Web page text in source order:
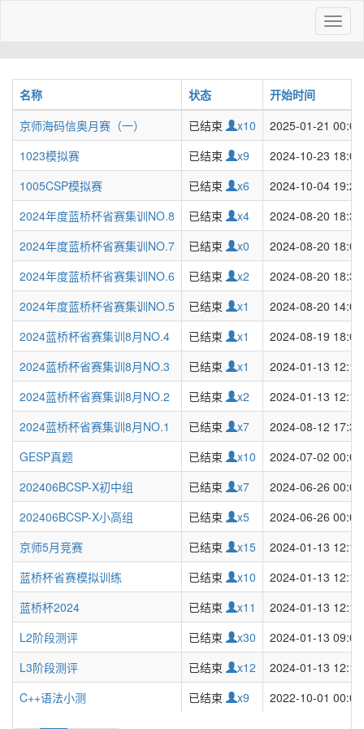
名称 状态
开始时间
京师海码信奥月赛（一）
已结束 x10
2025-01-21
1023模拟赛
已结束 x9
2024-10-23
1005CSP模拟赛
已结束 x6
2024-10-04
2024年度蓝桥杯省赛集训NO.8
已结束 x4
2024-08-20
2024年度蓝桥杯省赛集训NO.7
已结束 x0
2024-08-20
2024年度蓝桥杯省赛集训NO.6
已结束 x2
2024-08-20
2024年度蓝桥杯省赛集训NO.5
已结束 x1
2024-08-20
2024蓝桥杯省赛集训8月NO.4
已结束 x1
2024-08-19
2024蓝桥杯省赛集训8月NO.3
已结束 x1
2024-01-13
2024蓝桥杯省赛集训8月NO.2
已结束 x2
2024-01-13
2024蓝桥杯省赛集训8月NO.1
已结束 x7
2024-08-12
GESP真题
已结束 x10
2024-07-02
202406BCSP-X初中组
已结束 x7
2024-06-26
202406BCSP-X小高组
已结束 x5
2024-06-26
京师5月竞赛
已结束 x15
2024-01-13
蓝桥杯省赛模拟训练
已结束 x10
2024-01-13
蓝桥杯2024
已结束 x11
2024-01-13
L2阶段测评
已结束 x30
2024-01-13
L3阶段测评
已结束 x12
2024-01-13
C++语法小测
已结束 x9 2022-10-01